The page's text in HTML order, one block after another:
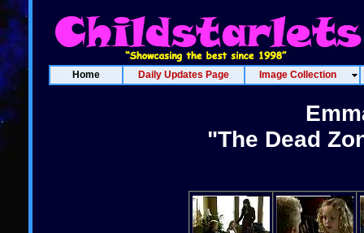
Home Daily Updates Page Image Collection
"The Dead